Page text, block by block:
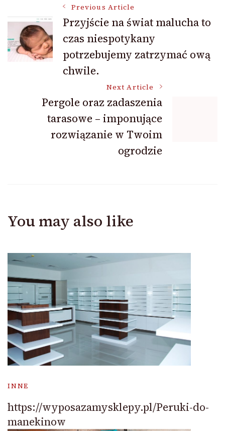
Post
Navigation
Previous Article
Przyjście na świat malucha to
czas niespotykany
potrzebujemy zatrzymać ową
chwile.
Next Article
Pergole oraz zadaszenia
tarasowe – imponujące
rozwiązanie w Twoim
ogrodzie
You may also like
INNE
https://wyposazamysklepy.pl/Peruki-do-
manekinow